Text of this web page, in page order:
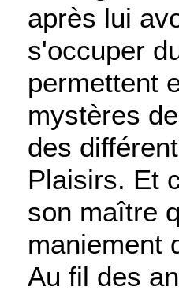
après lui
s'occuper
permettent
mystères
des
Plaisirs. Et
son maître
maniement
Au fil des